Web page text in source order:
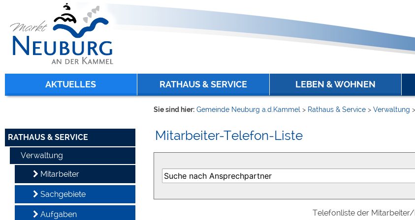
zur Navigation oder zur Startseitespringen.
AKTUELLES RATHAUS & SERVICE LEBEN & WOHNEN
RATHAUS & SERVICE
Verwaltung
Mitarbeiter
Sachgebiete
Aufgaben
Sie sind hier: Gemeinde Neuburg a.d.Kammel > Rathaus & Service > Verwaltung >
Mitarbeiter-Telefon-Liste
Telefonliste der